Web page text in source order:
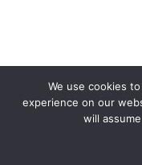
We use cookies
experience on our
will